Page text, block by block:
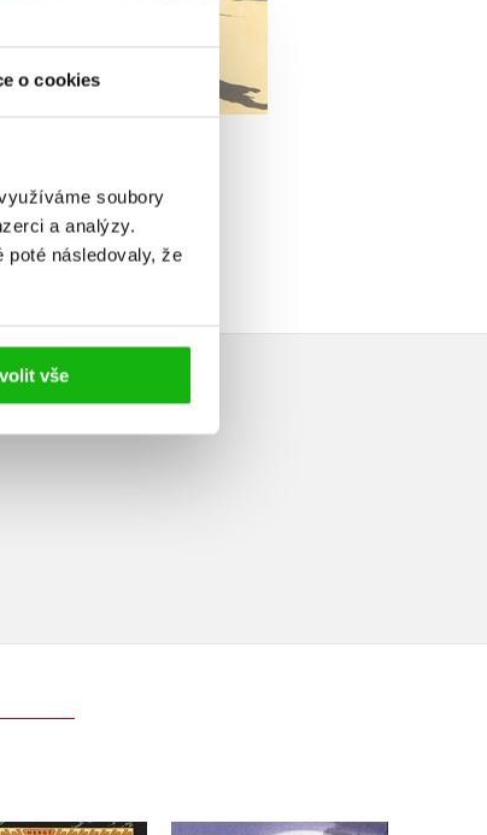
o cookies
soubory
a analýzy.
poté následovaly, že
vše
199 Kč